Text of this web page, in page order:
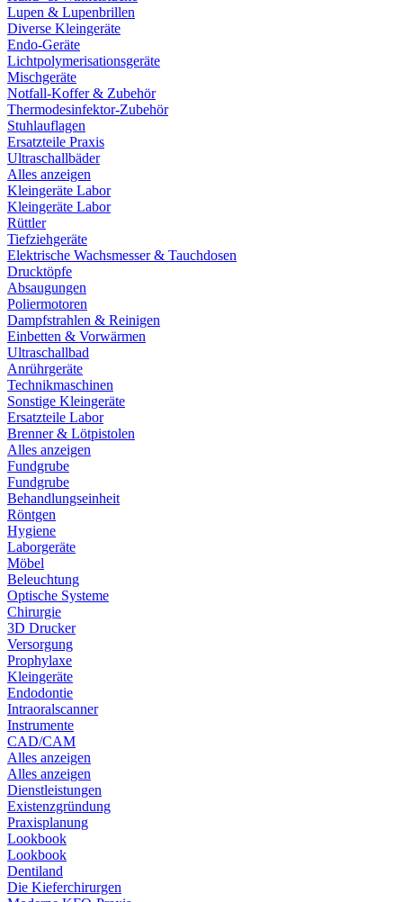
Lupen & Lupenbrillen
Diverse Kleingeräte
Endo-Geräte
Lichtpolymerisationsgeräte
Mischgeräte
Notfall-Koffer & Zubehör
Thermodesinfektor-Zubehör
Stuhlauflagen
Ersatzteile Praxis
Ultraschallbäder
Alles anzeigen
Kleingeräte Labor
Kleingeräte Labor
Rüttler
Tiefziehgeräte
Elektrische Wachsmesser & Tauchdosen
Drucktöpfe
Absaugungen
Poliermotoren
Dampfstrahlen & Reinigen
Einbetten & Vorwärmen
Ultraschallbad
Anrührgeräte
Technikmaschinen
Sonstige Kleingeräte
Ersatzteile Labor
Brenner & Lötpistolen
Alles anzeigen
Fundgrube
Fundgrube
Behandlungseinheit
Röntgen
Hygiene
Laborgeräte
Möbel
Beleuchtung
Optische Systeme
Chirurgie
3D Drucker
Versorgung
Prophylaxe
Kleingeräte
Endodontie
Intraoralscanner
Instrumente
CAD/CAM
Alles anzeigen
Alles anzeigen
Dienstleistungen
Existenzgründung
Praxisplanung
Lookbook
Lookbook
Dentiland
Die Kieferchirurgen